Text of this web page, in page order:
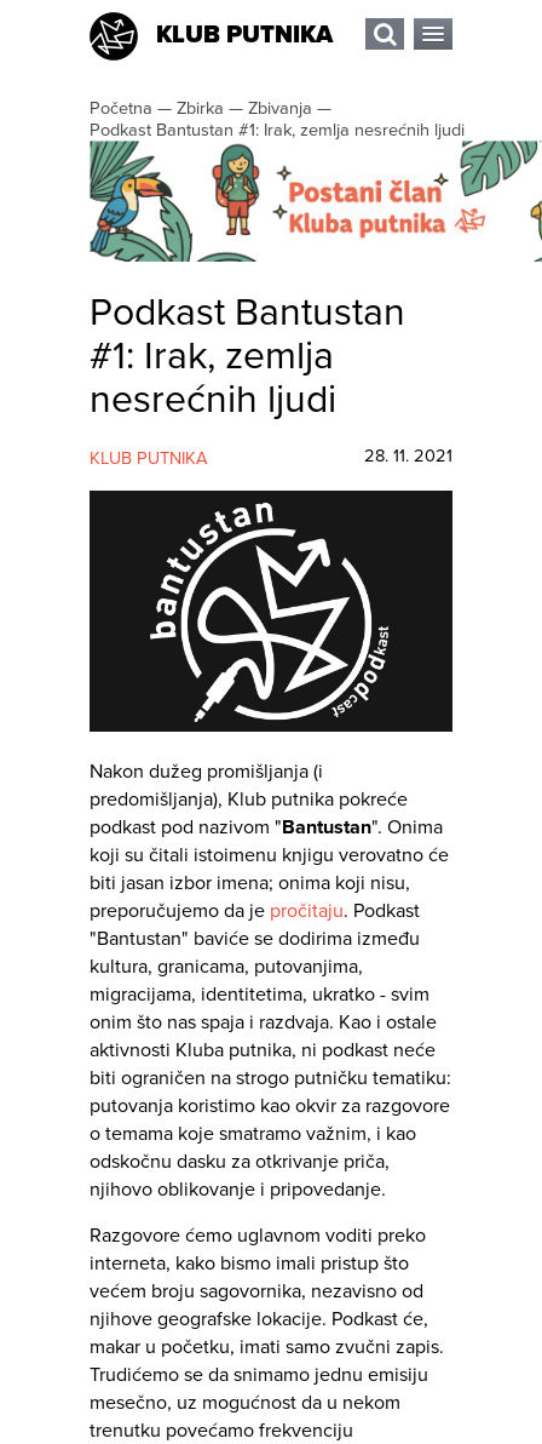
KLUB PUTNIKA
Početna — Zbirka — Zbivanja —
Podkast Bantustan #1: Irak, zemlja nesrećnih ljudi
Podkast Bantustan
#1: Irak, zemlja
nesrećnih ljudi
KLUB PUTNIKA 28. 11. 2021
Nakon dužeg promišljanja (i
predomišljanja), Klub putnika pokreće
podkast pod nazivom "Bantustan". Onima
koji su čitali istoimenu knjigu verovatno će
biti jasan izbor imena; onima koji nisu,
preporučujemo da je pročitaju. Podkast
"Bantustan" baviće se dodirima između
kultura, granicama, putovanjima,
migracijama, identitetima, ukratko - svim
onim što nas spaja i razdvaja. Kao i ostale
aktivnosti Kluba putnika, ni podkast neće
biti ograničen na strogo putničku tematiku:
putovanja koristimo kao okvir za razgovore
o temama koje smatramo važnim, i kao
odskočnu dasku za otkrivanje priča,
njihovo oblikovanje i pripovedanje.
Razgovore ćemo uglavnom voditi preko
interneta, kako bismo imali pristup što
većem broju sagovornika, nezavisno od
njihove geografske lokacije. Podkast će,
makar u početku, imati samo zvučni zapis.
Trudićemo se da snimamo jednu emisiju
mesečno, uz mogućnost da u nekom
trenutku povećamo frekvenciju